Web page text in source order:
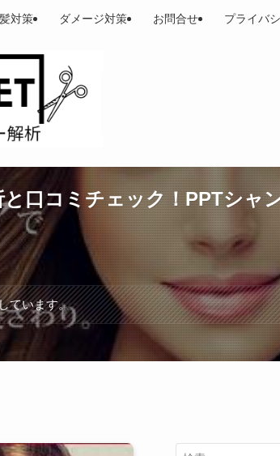
対策 ダメージ対策 お問合せ プライバ
口コミチェック！PPTシャ
ています。